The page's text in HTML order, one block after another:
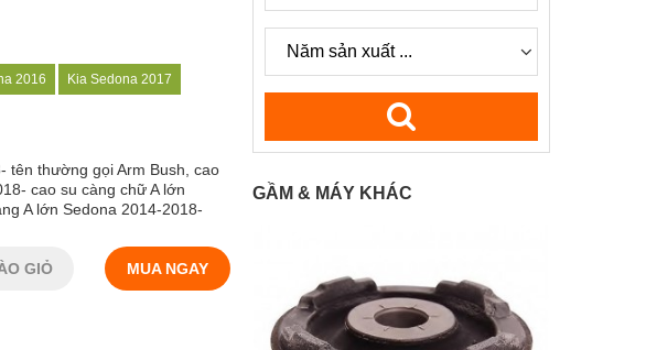
2016 Kia Sedona 2017
tên thường gọi Arm Bush, cao
cao su càng chữ A lớn
A lớn Sedona 2014-2018-
GIỎ MUA NGAY
GẦM & MÁY KHÁC